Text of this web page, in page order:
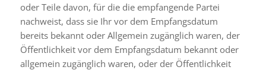
oder Teile davon, für die die empfangende Partei
nachweist, dass sie Ihr vor dem Empfangsdatum
bereits bekannt oder Allgemein zugänglich waren, der
Öffentlichkeit vor dem Empfangsdatum bekannt oder
allgemein zugänglich waren, oder der Öffentlichkeit